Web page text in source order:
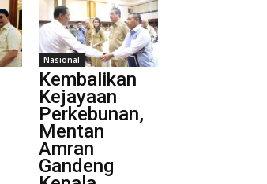
Nasional
Kembalikan
Kejayaan
Perkebunan,
Mentan
Amran
Gandeng